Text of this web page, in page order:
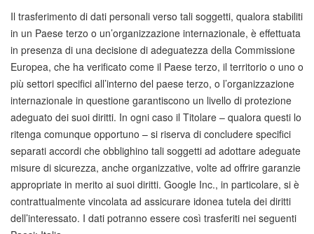
Il trasferimento di dati personali verso tali soggetti, qualora stabiliti
in un Paese terzo o un’organizzazione internazionale, è effettuata
in presenza di una decisione di adeguatezza della Commissione
Europea, che ha verificato come il Paese terzo, il territorio o uno o
più settori specifici all’interno del paese terzo, o l’organizzazione
internazionale in questione garantiscono un livello di protezione
adeguato dei suoi diritti. In ogni caso il Titolare – qualora questi lo
ritenga comunque opportuno – si riserva di concludere specifici
separati accordi che obblighino tali soggetti ad adottare adeguate
misure di sicurezza, anche organizzative, volte ad offrire garanzie
appropriate in merito ai suoi diritti. Google Inc., in particolare, si è
contrattualmente vincolata ad assicurare idonea tutela dei diritti
dell’interessato. I dati potranno essere così trasferiti nei seguenti